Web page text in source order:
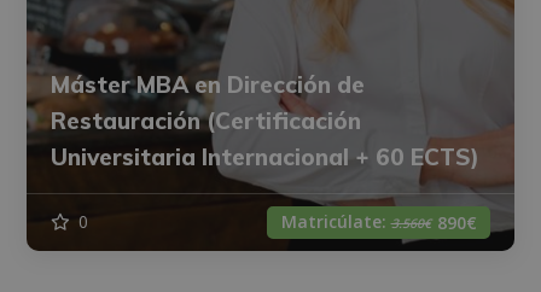
Máster MBA en Dirección de
Restauración (Certificación
Universitaria Internacional + 60 ECTS)
0 Matricúlate:3.560€ 890€